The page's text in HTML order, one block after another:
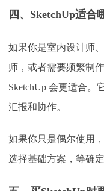
四、 SketchUp适合
如果你是室内设计师
师，或者需要频繁制
SketchUp 会更适合。
汇报和协作。
如果你只是偶尔使用
选择基础方案，等确